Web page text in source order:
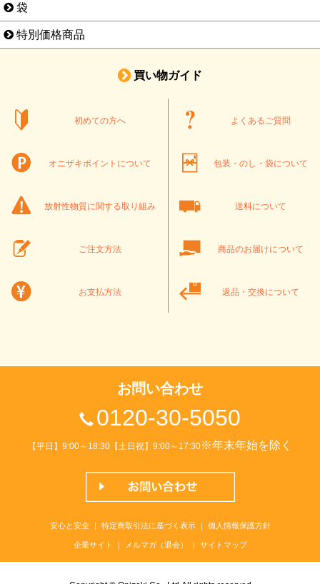
袋
特別価格商品
買い物ガイド
初めての方へ よくあるご質問
オニザキポイントについて 包装・のし・袋について
放射性物質に関する取り組み 送料について
ご注文方法 商品のお届けについて
お支払方法 返品・交換について
お問い合わせ
0120-30-5050
【平日】9:00～18:30【土日祝】9:00～17:30※年末年始を除く
安心と安全｜ 特定商取引法に基づく表示｜ 個人情報保護方針
企業サイト ｜ メルマガ（退会） ｜ サイトマップ